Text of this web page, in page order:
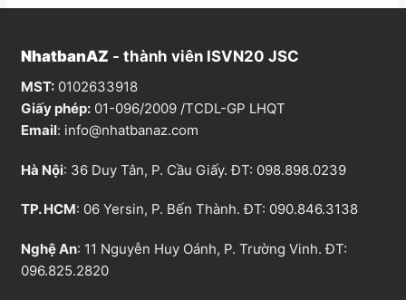
:
0
0
₫
.
ạ
:
2
0
0
0
₫
NhatbanAZ - thành viên ISVN20 JSC
MST: 0102633918
Giấy phép: 01-096/2009 /TCDL-GP LHQT
Email: info@nhatbanaz.com
Hà Nội: 36 Duy Tân, P. Cầu Giấy. ĐT: 098.898.0239
TP. HCM: 06 Yersin, P. Bến Thành. ĐT: 090.846.3138
Nghệ An: 11 Nguyễn Huy Oánh, P. Trường Vinh. ĐT:
096.825.2820